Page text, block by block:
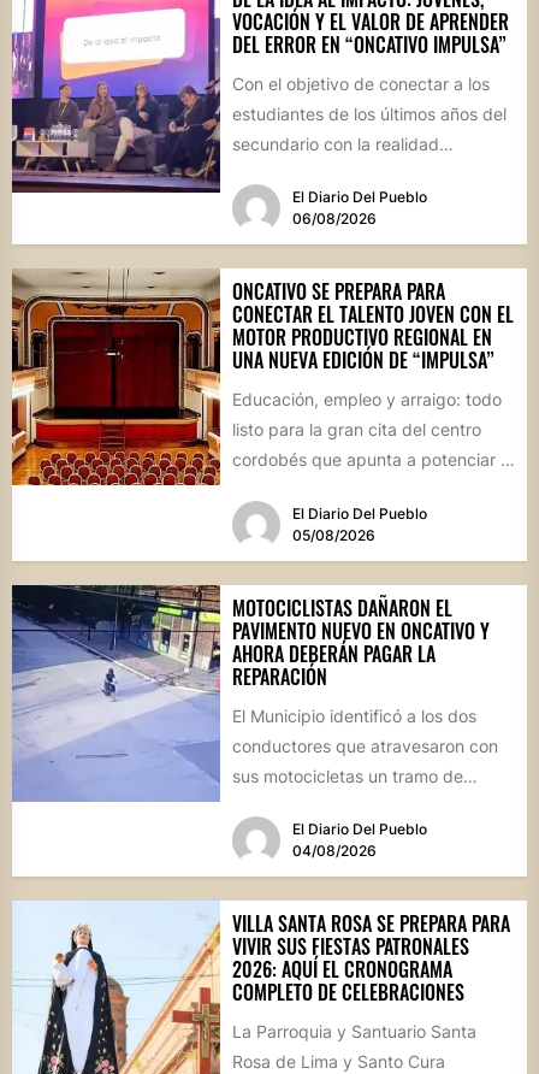
VOCACIÓN Y EL VALOR DE APRENDER
DEL ERROR EN “ONCATIVO IMPULSA”
Con el objetivo de conectar a los
estudiantes de los últimos años del
secundario con la realidad
El Diario Del Pueblo
06/08/2026
ONCATIVO SE PREPARA PARA
CONECTAR EL TALENTO JOVEN CON EL
MOTOR PRODUCTIVO REGIONAL EN
UNA NUEVA EDICIÓN DE “IMPULSA”
Educación, empleo y arraigo: todo
listo para la gran cita del centro
cordobés que apunta a potenciar el
El Diario Del Pueblo
05/08/2026
MOTOCICLISTAS DAÑARON EL
PAVIMENTO NUEVO EN ONCATIVO Y
AHORA DEBERÁN PAGAR LA
REPARACIÓN
El Municipio identificó a los dos
conductores que atravesaron con
sus motocicletas un tramo de
calle...
El Diario Del Pueblo
04/08/2026
VILLA SANTA ROSA SE PREPARA PARA
VIVIR SUS FIESTAS PATRONALES
2026: AQUÍ EL CRONOGRAMA
COMPLETO DE CELEBRACIONES
La Parroquia y Santuario Santa
Rosa de Lima y Santo Cura